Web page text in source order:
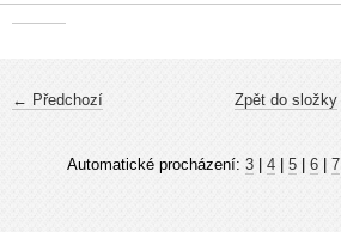
← Předchozí Zpět do složky
Automatické procházení: 3 4 5 6 7